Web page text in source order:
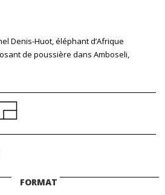
Denis-Huot, éléphant d’Afrique
de poussière dans Amboseli,
FORMAT